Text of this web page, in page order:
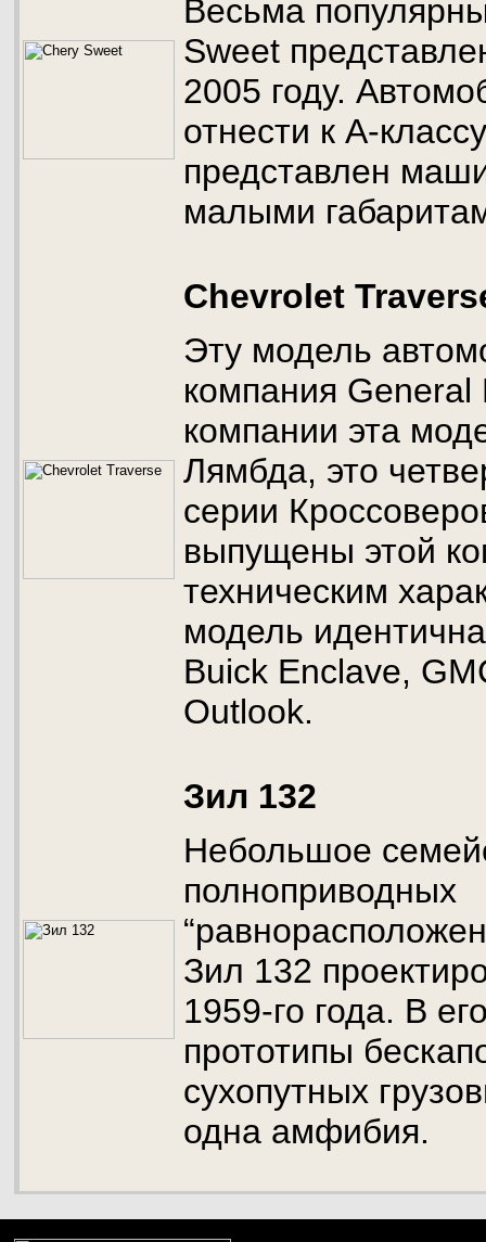
Весьма
Sweet
2005 году.
отнести к А-
представлен
малыми
Chevrolet
Эту модель
компания
компании эта
Лямбда, это
серии
выпущены этой
техническим
модель
Buick Enclave,
Outlook.
Зил 132
Небольшое
полноприводных
Зил 132
1959-го года. В
прототипы
сухопутных
одна амфибия.